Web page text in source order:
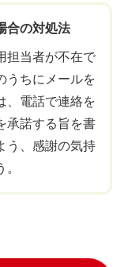
合の対処法
担当者が不在で
うちにメールを
、電話で連絡を
承諾する旨を書
う、感謝の気持